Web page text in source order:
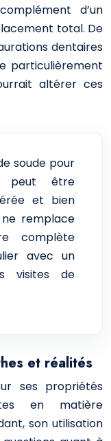
d’un
total. De
dentaires
particulièrement
altérer ces
soude pour
peut être
et bien
remplace
complète
avec un
visites de
et réalités
ses propriétés
en matière
son utilisation